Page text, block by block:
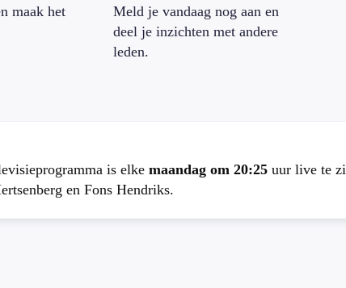
maak het
Meld je vandaag nog aan en
deel je inzichten met andere
leden.
is elke maandag om 20:25 uur live te
en Fons Hendriks.